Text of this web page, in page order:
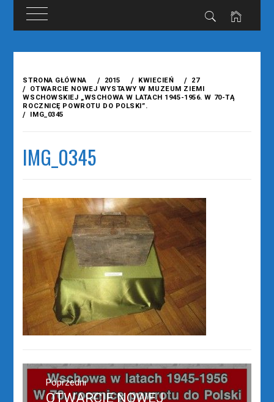
treści
STRONA GŁÓWNA 2015 KWIECIEŃ
27
OTWARCIE NOWEJ WYSTAWY W MUZEUM ZIEMI
WSCHOWSKIEJ „WSCHOWA W LATACH 1945-1956. W 70-TĄ
ROCZNICĘ POWROTU DO POLSKI”.
IMG_0345
IMG_0345
Nawigacja
wpisuPoprzedni
Poprzedni
OTWARCIE NOWEJ